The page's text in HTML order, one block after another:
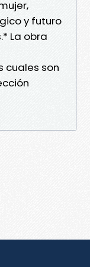
y futuro
La obra
cuales son